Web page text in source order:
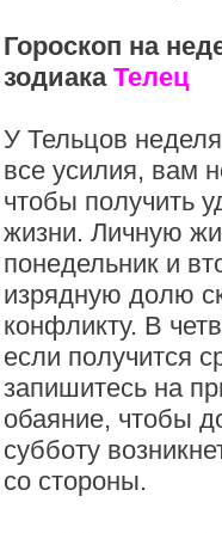
Гороскоп на
зодиака Телец
У Тельцов
все усилия, вам
чтобы получить
жизни. Личную
понедельник и
изрядную долю
конфликту. В
если получится
запишитесь на
обаяние, чтобы
субботу
со стороны.